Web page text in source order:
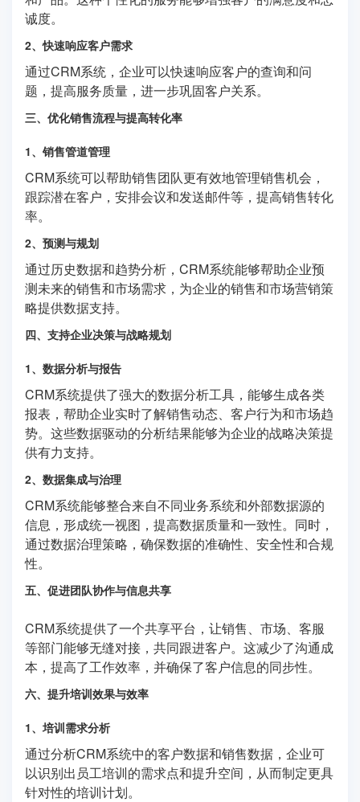
诚度。
2、快速响应客户需求
通过CRM系统，企业可以快速响应客户的查询和问
题，提高服务质量，进一步巩固客户关系。
三、优化销售流程与提高转化率
1、销售管道管理
CRM系统可以帮助销售团队更有效地管理销售机会，
跟踪潜在客户，安排会议和发送邮件等，提高销售转化
率。
2、预测与规划
通过历史数据和趋势分析，CRM系统能够帮助企业预
测未来的销售和市场需求，为企业的销售和市场营销策
略提供数据支持。
四、支持企业决策与战略规划
1、数据分析与报告
CRM系统提供了强大的数据分析工具，能够生成各类
报表，帮助企业实时了解销售动态、客户行为和市场趋
势。这些数据驱动的分析结果能够为企业的战略决策提
供有力支持。
2、数据集成与治理
CRM系统能够整合来自不同业务系统和外部数据源的
信息，形成统一视图，提高数据质量和一致性。同时，
通过数据治理策略，确保数据的准确性、安全性和合规
性。
五、促进团队协作与信息共享
CRM系统提供了一个共享平台，让销售、市场、客服
等部门能够无缝对接，共同跟进客户。这减少了沟通成
本，提高了工作效率，并确保了客户信息的同步性。
六、提升培训效果与效率
1、培训需求分析
通过分析CRM系统中的客户数据和销售数据，企业可
以识别出员工培训的需求点和提升空间，从而制定更具
针对性的培训计划。